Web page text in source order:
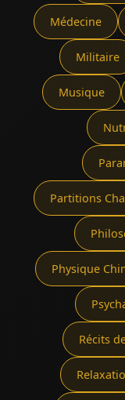
Médecine
Militaire
Musique
Partitions
Physique
Récits